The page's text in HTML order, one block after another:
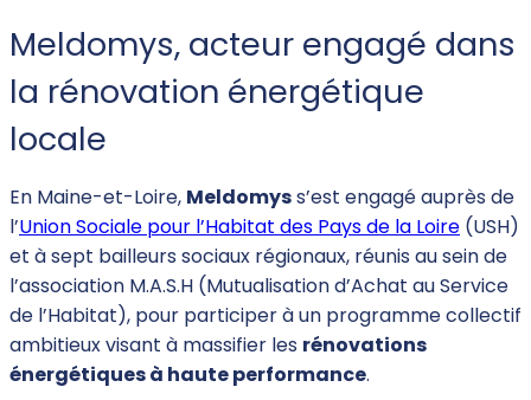
Meldomys, acteur engagé dans
la rénovation énergétique
locale
En Maine-et-Loire, Meldomyss’est engagé auprès de
l’Union Sociale pour l’Habitat des Pays de la Loire (USH)
et à sept bailleurs sociaux régionaux, réunis au sein de
l’association M.A.S.H (Mutualisation d’Achat au Service
de l’Habitat), pour participer à un programme collectif
ambitieux visant à massifier les rénovations
énergétiques à haute performance.